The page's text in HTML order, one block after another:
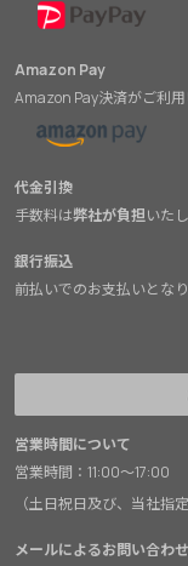
Amazon Pay
Amazon Pay決済がご利用
代金引換
手数料は弊社が負担いた
銀行振込
前払いでのお支払いとなり
営業時間について
営業時間：11:00～17:00
（土日祝日及び、当社指
メールによるお問い合わせ